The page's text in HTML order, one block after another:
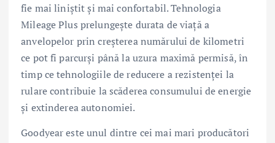
fie mai liniștit și mai confortabil. Tehnologia
Mileage Plus prelungește durata de viață a
anvelopelor prin creșterea numărului de kilometri
ce pot fi parcurși până la uzura maximă permisă, în
timp ce tehnologiile de reducere a rezistenței la
rulare contribuie la scăderea consumului de energie
și extinderea autonomiei.
Goodyear este unul dintre cei mai mari producători